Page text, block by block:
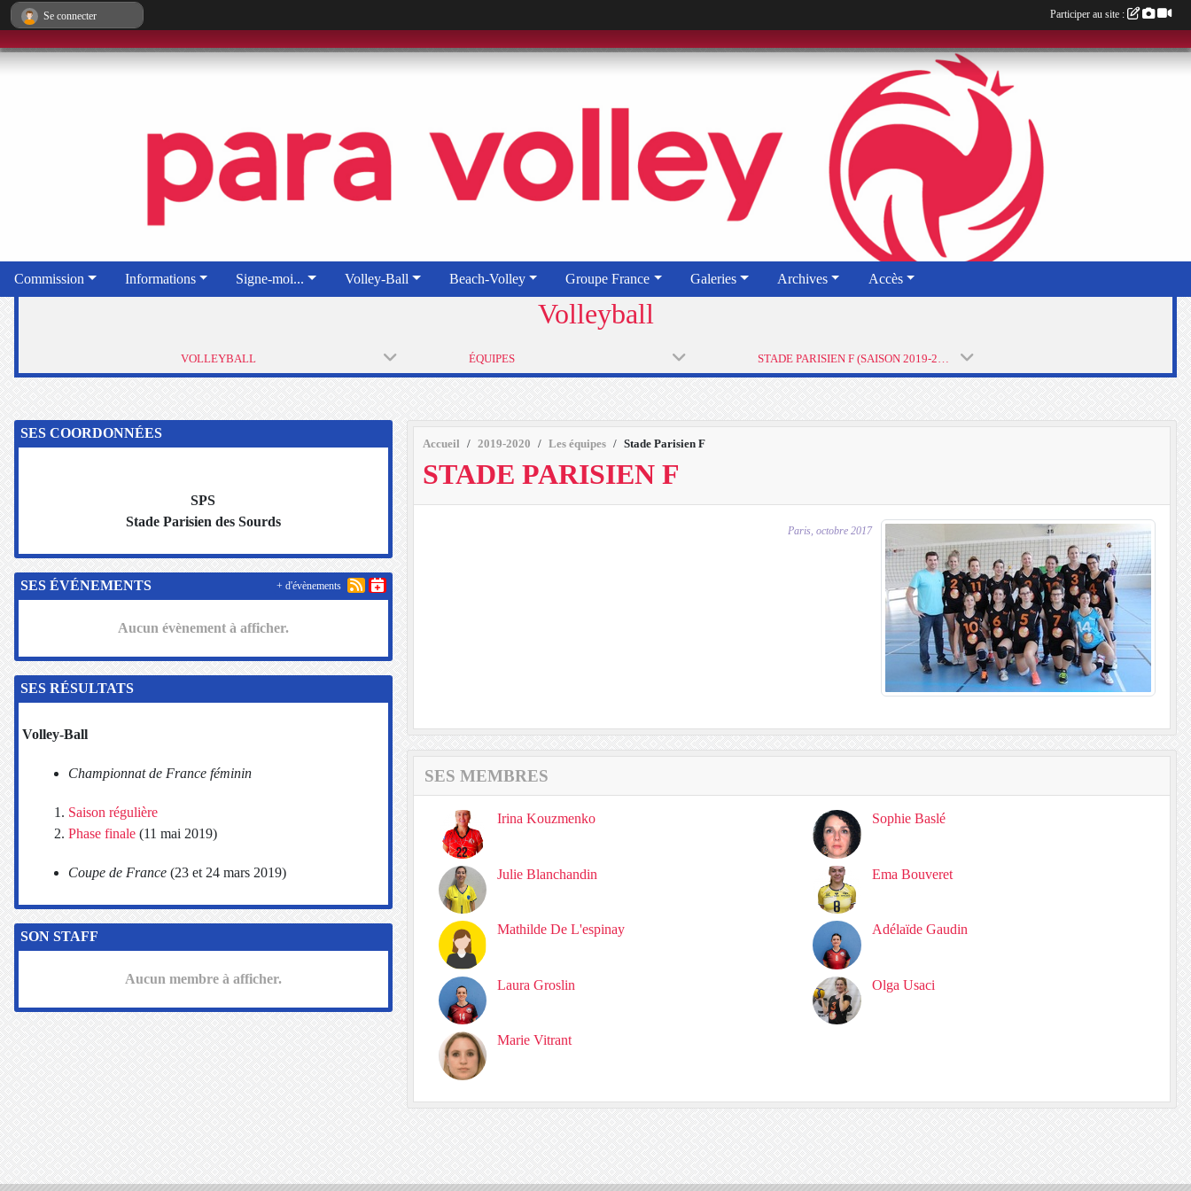
Commission Informations Signe-moi... Volley-Ball Beach-Volley Groupe France Galeries Archives Accès
Volleyball
VOLLEYBALL ÉQUIPES
Accueil 2019-2020 Les équipes Stade Parisien F
STADE PARISIEN F
Paris, octobre 2017
SES MEMBRES
Irina Kouzmenko Sophie Baslé
Julie Blanchandin Ema Bouveret
Mathilde De L'espinay Adélaïde Gaudin
Laura Groslin Olga Usaci
Marie Vitrant
SES COORDONNÉES
SPS
Stade Parisien des Sourds
SES ÉVÉNEMENTS
Aucun évènement à afficher.
+ d'évènements
SES RÉSULTATS
Volley-Ball
Championnat de France féminin
Saison régulière
Phase finale (11 mai 2019)
Coupe de France (23 et 24 mars 2019)
SON STAFF
Aucun membre à afficher.
Se connecter Participer au site :
Panneau de gestion des cookies